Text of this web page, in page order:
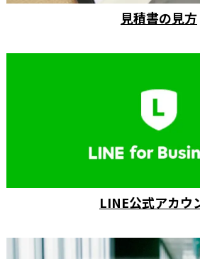
見積書の見方
LINE公式アカウ